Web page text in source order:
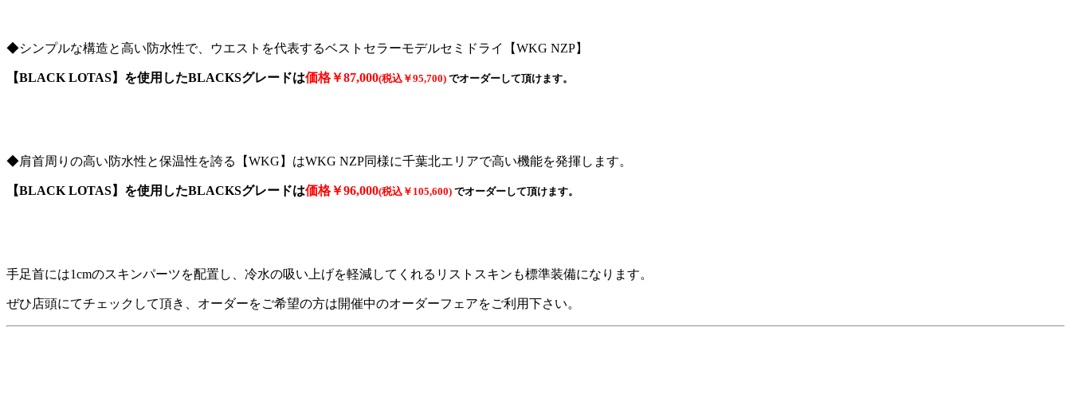
◆シンプルな構造と高い防水性で、ウエストを代表するベストセラーモデルセミドライ【WKG NZP】
【BLACK LOTAS】を使用したBLACKSグレードは価格￥87,000(税込￥95,700) でオーダーして頂けます。
◆肩首周りの高い防水性と保温性を誇る【WKG】はWKG NZP同様に千葉北エリアで高い機能を発揮します。
【BLACK LOTAS】を使用したBLACKSグレードは価格￥96,000(税込￥105,600) でオーダーして頂けます。
手足首には1cmのスキンパーツを配置し、冷水の吸い上げを軽減してくれるリストスキンも標準装備になります。
ぜひ店頭にてチェックして頂き、オーダーをご希望の方は開催中のオーダーフェアをご利用下さい。